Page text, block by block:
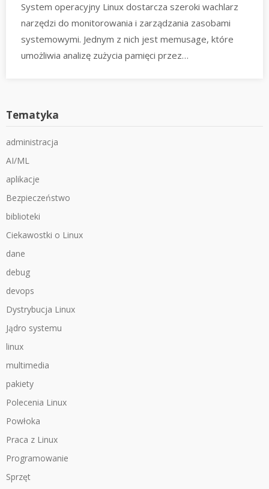
System operacyjny Linux dostarcza szeroki wachlarz
narzędzi do monitorowania i zarządzania zasobami
systemowymi. Jednym z nich jest memusage, które
umożliwia analizę zużycia pamięci przez…
Tematyka
administracja
AI/ML
aplikacje
Bezpieczeństwo
biblioteki
Ciekawostki o Linux
dane
debug
devops
Dystrybucja Linux
Jądro systemu
linux
multimedia
pakiety
Polecenia Linux
Powłoka
Praca z Linux
Programowanie
Sprzęt